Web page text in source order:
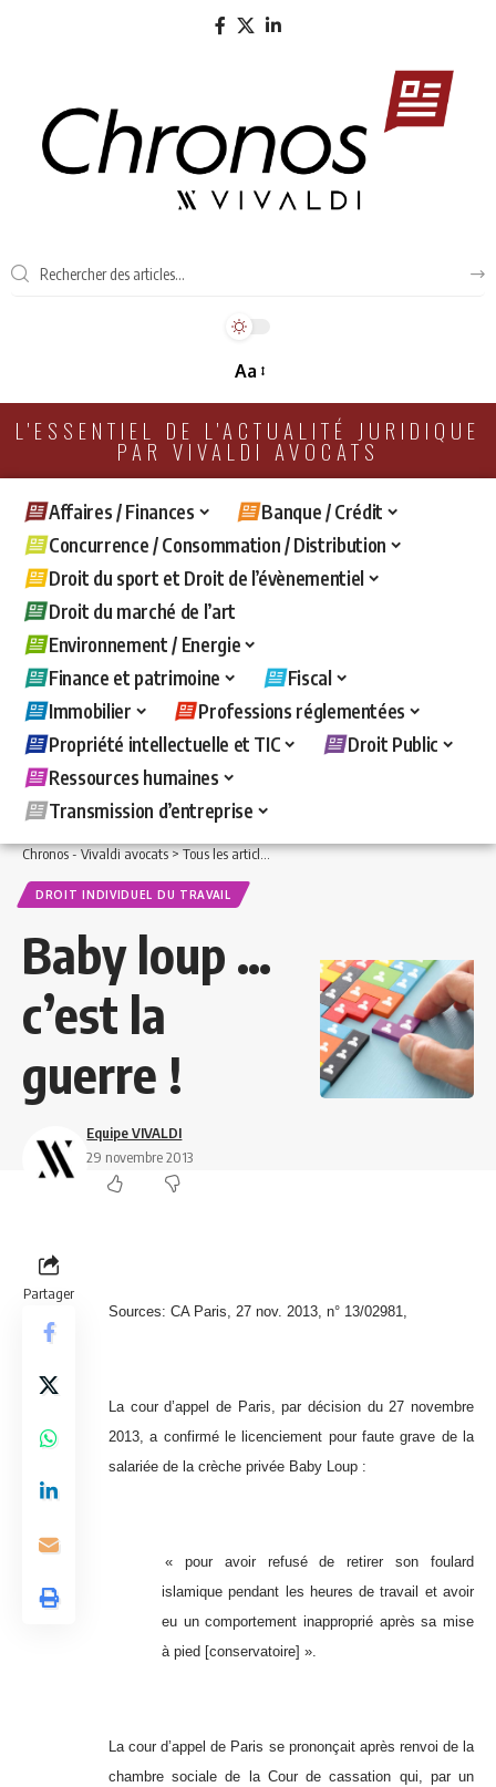
Aa
L'ESSENTIEL DE L'ACTUALITÉ JURIDIQUE
PAR VIVALDI AVOCATS
Affaires / Finances
Banque / Crédit
Concurrence / Consommation / Distribution
Droit du sport et Droit de l’évènementiel
Droit du marché de l’art
Environnement / Energie
Finance et patrimoine
Fiscal
Immobilier
Professions réglementées
Propriété intellectuelle et TIC
Droit Public
Ressources humaines
Transmission d’entreprise
Chronos - Vivaldi avocats>Tous les articles >Ressources humaines>Droit
DROIT INDIVIDUEL DU TRAVAIL
Baby loup …
c’est la
guerre !
Equipe VIVALDI
29 novembre 2013
Partager
Sources: CA Paris, 27 nov. 2013, n° 13/02981,
La cour d’appel de Paris, par décision du 27 novembre
2013, a confirmé le licenciement pour faute grave de la
salariée de la crèche privée Baby Loup :
« pour avoir refusé de retirer son foulard
islamique pendant les heures de travail et avoir
eu un comportement inapproprié après sa mise
à pied [conservatoire] ».
La cour d’appel de Paris se prononçait après renvoi de la
chambre sociale de la Cour de cassation qui, par un